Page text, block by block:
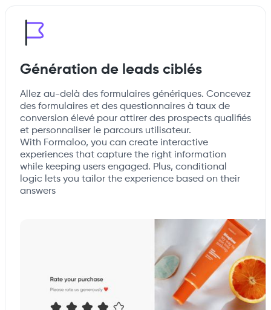
Génération de leads ciblés
Allez au-delà des formulaires génériques. Concevez
des formulaires et des questionnaires à taux de
conversion élevé pour attirer des prospects qualifiés
et personnaliser le parcours utilisateur.
With Formaloo, you can create interactive
experiences that capture the right information
while keeping users engaged. Plus, conditional
logic lets you tailor the experience based on their
answers